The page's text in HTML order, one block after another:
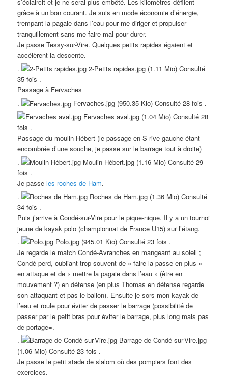
grâce à un bon courant. Je suis en mode économie d’énergie,
trempant la pagaie dans l’eau pour me diriger et propulser
tranquillement sans me faire mal pour durer.
Je passe Tessy-sur-Vire. Quelques petits rapides égaient et
accélèrent la descente.
.
2-Petits rapides.jpg (1.11 Mio) Consulté
35 fois .
Passage à Fervaches
.
Fervaches.jpg (950.35 Kio) Consulté 28 fois .
Fervaches aval.jpg (1.04 Mio) Consulté 28
fois .
Passage du moulin Hébert (le passage en S rive gauche étant
encombrée d’une souche, je passe sur le barrage tout à droite)
.
Moulin Hébert.jpg (1.16 Mio) Consulté 29
fois .
Je passeles roches de Ham.
.
Roches de Ham.jpg (1.36 Mio) Consulté
34 fois .
Puis j’arrive à Condé-sur-Vire pour le pique-nique. Il y a un tournoi
jeune de kayak polo (championnat de France U15) sur l’étang.
.
Polo.jpg (945.01 Kio) Consulté 23 fois .
Je regarde le match Condé-Avranches en mangeant au soleil ;
Condé perd, oubliant trop souvent de « faire la passe en plus »
en attaque et de « mettre la pagaie dans l’eau » (être en
mouvement ?) en défense (en plus Thomas en défense regarde
son attaquant et pas le ballon). Ensuite je sors mon kayak de
l’eau et roule pour éviter de passer le barrage (possibilité de
passer par le petit bras pour éviter le barrage, plus long mais pas
de portage=.
.
Barrage de Condé-sur-Vire.jpg
(1.06 Mio) Consulté 23 fois .
Je passe le petit stade de slalom où des pompiers font des
exercices.